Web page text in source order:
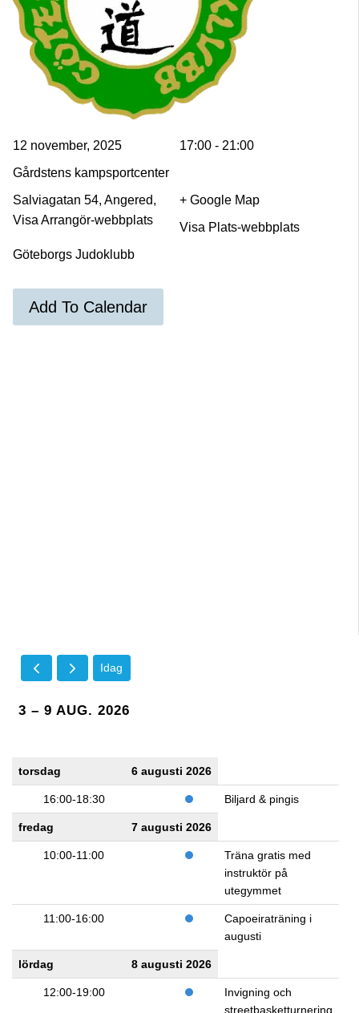
12 november, 2025
17:00 - 21:00
Gårdstens kampsportcenter
Salviagatan 54, Angered,
+ Google Map
Visa Plats-webbplats
Göteborgs Judoklubb
Visa Arrangör-webbplats
Add To Calendar
Idag
3 – 9 AUG. 2026
torsdag 6 augusti 2026
16:00-18:30 Biljard & pingis
fredag 7 augusti 2026
10:00-11:00
Träna gratis med
instruktör på
utegymmet
11:00-16:00
Capoeiraträning i
augusti
lördag 8 augusti 2026
12:00-19:00
Invigning och
streetbasketturnering